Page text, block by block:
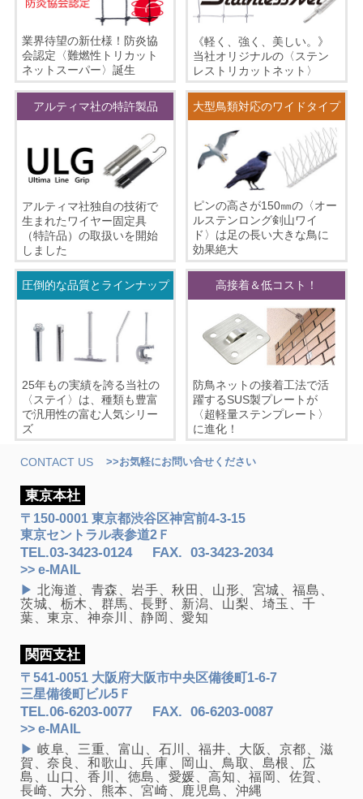
業界待望の新仕様！防炎協
会認定〈難燃性トリカット
ネットスーパー〉誕生
《軽く、強く、美しい。》
当社オリジナルの〈ステン
レストリカットネット〉
アルティマ社の特許製品
アルティマ社独自の技術で
生まれたワイヤー固定具
（特許品）の取扱いを開始
しました
大型鳥類対応のワイドタイプ
ピンの高さが150㎜の〈オー
ルステンロング剣山ワイ
ド〉は足の長い大きな鳥に
効果絶大
圧倒的な品質とラインナップ
25年もの実績を誇る当社の
〈ステイ〉は、種類も豊富
で汎用性の富む人気シリー
ズ
高接着＆低コスト！
防鳥ネットの接着工法で活
躍するSUS製プレートが
〈超軽量ステンプレート〉
に進化！
CONTACT US >>お気軽にお問い合せください
東京本社
TEL.03-3423-0124 FAX. 03-3423-2034
〒150-0001 東京都渋谷区神宮前4-3-15
東京セントラル表参道2Ｆ
>> e-MAIL
▶北海道、青森、岩手、秋田、山形、宮城、福島、
茨城、栃木、群馬、長野、新潟、山梨、埼玉、千
葉、東京、神奈川、静岡、愛知
関西支社
TEL.06-6203-0077 FAX. 06-6203-0087
〒541-0051 大阪府大阪市中央区備後町1-6-7
三星備後町ビル5Ｆ
>> e-MAIL
▶岐阜、三重、富山、石川、福井、大阪、京都、滋
賀、奈良、和歌山、兵庫、岡山、鳥取、島根、広
島、山口、香川、徳島、愛媛、高知、福岡、佐賀、
長崎、大分、熊本、宮崎、鹿児島、沖縄